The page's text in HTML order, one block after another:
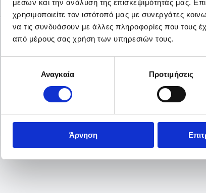
μέσων και την ανάλυση της επισκεψιμότητάς μας.
χρησιμοποιείτε τον ιστότοπό μας με συνεργάτες
να τις συνδυάσουν με άλλες πληροφορίες που τους
από μέρους σας χρήση των υπηρεσιών τους.
συγκατάθεσηςΑναγκαία Προτιμήσεις
Άρνηση